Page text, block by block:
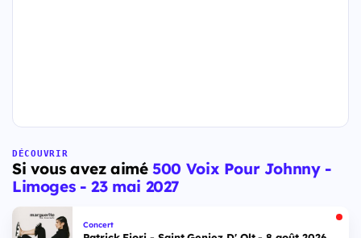
DÉCOUVRIR
Si vous avez aimé500 Voix Pour Johnny -
Limoges - 23 mai 2027
Concert